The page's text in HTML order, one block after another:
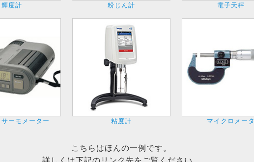
輝度計 粉じん計 電子天秤
ーモメーター 粘度計 マイクロメータ
こちらはほんの一例です。
詳しくは下記のリンク先をご覧ください。